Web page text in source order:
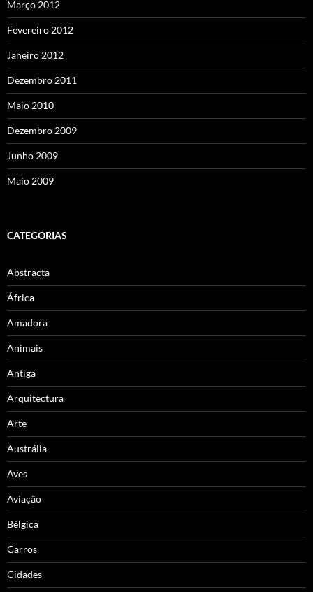
Março 2012
Fevereiro 2012
Janeiro 2012
Dezembro 2011
Maio 2010
Dezembro 2009
Junho 2009
Maio 2009
CATEGORIAS
Abstracta
África
Amadora
Animais
Antiga
Arquitectura
Arte
Austrália
Aves
Aviação
Bélgica
Carros
Cidades